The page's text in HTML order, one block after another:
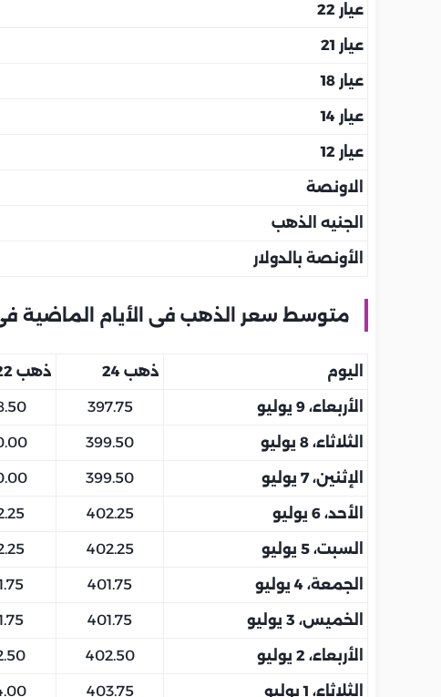
عيار 22
عيار 21
عيار 18
عيار 14
عيار 12
الاونصة
الجنيه الذهب
الأونصة بالدولار
متوسط سعر الذهب فى الأيام الماضية فى
اليوم ذهب 24 ذهب 22
الأربعاء، 9 يوليو 397.75
الثلاثاء، 8 يوليو 399.50
الإثنين، 7 يوليو 399.50
الأحد، 6 يوليو 402.25
السبت، 5 يوليو 402.25
الجمعة، 4 يوليو 401.75
الخميس، 3 يوليو 401.75
الأربعاء، 2 يوليو 402.50
الثلاثاء، 1 يوليو 403.75